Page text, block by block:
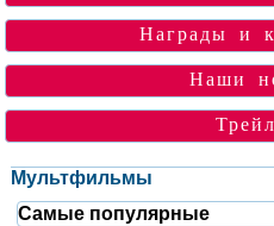
Награды и
Наши
Мультфильмы
Самые популярные